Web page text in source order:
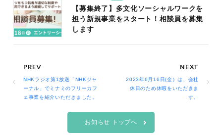
【募集終了】多文化ソーシャルワークを
担う新規事業をスタート！相談員を募集
します
NHKラジオ第1放送「NHKジャ
ーナル」でミナミのフリーカフ
ェ事業を紹介いただきました。
2023年6月16日(金）は、会社
休日のため休暇をいただきま
す。
お知らせ トップへ